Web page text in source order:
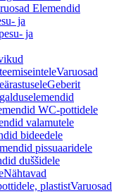
Elemendid
ja
ja
Varuosad
Geberit
WC-pottidele
valamutele
bideedele
pissuaaridele
duššidele
Nähtavad
plastistVaruosad